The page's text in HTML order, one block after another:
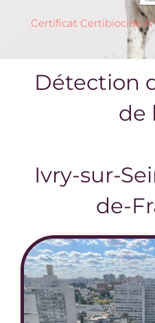
Certificat Certibiocide
Détection
de
Ivry-sur-
de-